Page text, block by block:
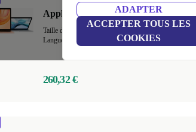
ADAPTER
ACCEPTER TOUS LES
COOKIES
Apple MacBook Air 2018 | 13.3" | i5
Taille de la RAM 8.0 GB
Langue du clavier UK (anglais britannique)
260,32 €